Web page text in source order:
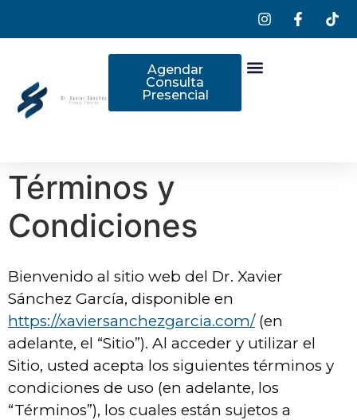
Agendar
Consulta
Presencial
Términos y
Condiciones
Bienvenido al sitio web del Dr. Xavier
Sánchez García, disponible en
https://xaviersanchezgarcia.com/(en
adelante, el “Sitio”). Al acceder y utilizar el
Sitio, usted acepta los siguientes términos y
condiciones de uso (en adelante, los
“Términos”), los cuales están sujetos a